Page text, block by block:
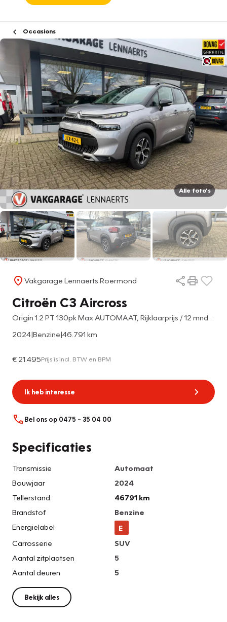
Occasions
Alle foto's
Vakgarage Lennaerts Roermond
Citroën C3 Aircross
2024|Benzine|46.791 km
€ 21.495Prijs is incl. BTW en BPM
Ik heb interesse
Bel ons op 0475 – 35 04 00
Specificaties
Transmissie
Automaat
Bouwjaar
2024
Tellerstand
46791 km
Brandstof
Benzine
Energielabel
E
Carrosserie
SUV
Aantal zitplaatsen
5
Aantal deuren
5
Bekijk alles